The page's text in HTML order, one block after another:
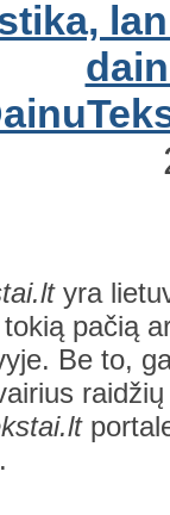
yra
pačią
Be to,